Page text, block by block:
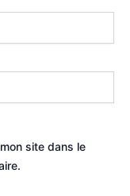
site dans le